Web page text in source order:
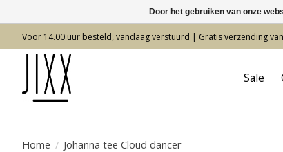
Voor 14.00 uur besteld, vandaag verstuurd | Gratis verzending
Sale
Home / Johanna tee Cloud dancer
Door het gebruiken van onze